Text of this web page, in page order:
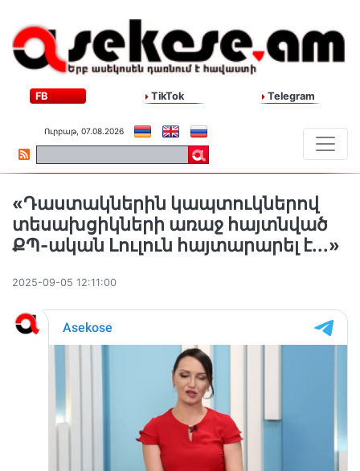
FB TikTok Telegram
Ուրբաթ, 07.08.2026
«Դաստակներին կապտուկներով
տեսախցիկների առաջ հայտնված
ՔՊ-ական Լուլուն հայտարարել է...»
2025-09-05 12:11:00